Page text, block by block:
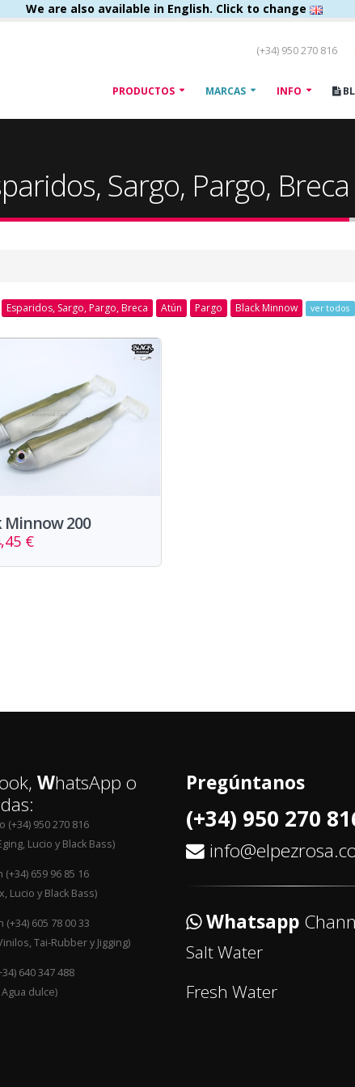
We are also available in English. Click to change
(+34) 950 270 816
PRODUCTOS MARCAS INFO
Sargo, Pargo, Breca
Esparidos, Sargo, Pargo, Breca Atún Pargo Black Minnow ver todos
Minnow 200
€
WhatsApp o
(+34) 950 270 816
Lucio y Black Bass)
(+34) 659 96 85 16
Lucio y Black Bass)
(+34) 605 78 00 33
Tai-Rubber y Jigging)
640 347 488
dulce)
Pregúntanos
(+34) 950 270
Whatsapp
Salt Water
Fresh Water